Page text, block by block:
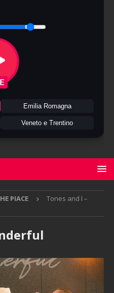
Emilia Romagna
Veneto e Trentino
PIACE
Tones and I –